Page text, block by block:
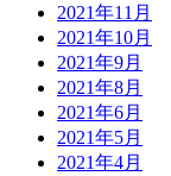
2021年11月
2021年10月
2021年9月
2021年8月
2021年6月
2021年5月
2021年4月